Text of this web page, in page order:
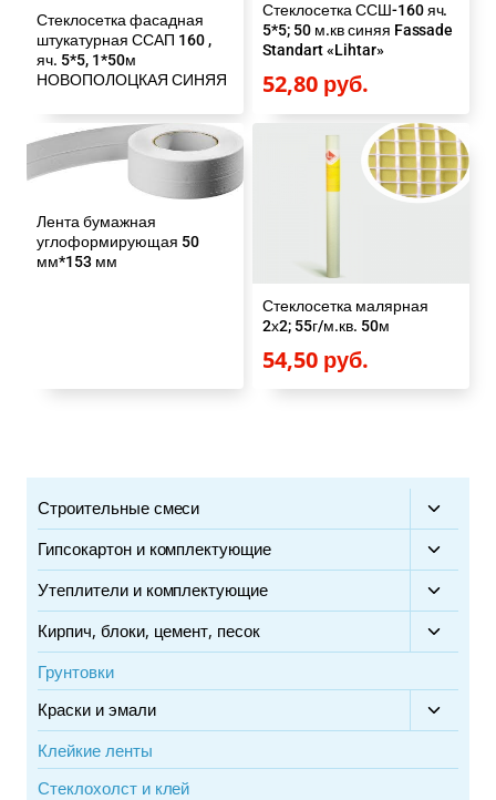
Стеклосетка фасадная
штукатурная ССАП 160 ,
яч. 5*5, 1*50м
НОВОПОЛОЦКАЯ СИНЯЯ
Стеклосетка ССШ-160 яч.
5*5; 50 м.кв синяя Fassade
Standart «Lihtar»
52,80 руб.
Лента бумажная
углоформирующая 50
мм*153 мм
Стеклосетка малярная
2х2; 55г/м.кв. 50м
54,50 руб.
Строительные смеси
меню
Гипсокартон и комплектующие
меню
Утеплители и комплектующие
меню
Кирпич, блоки, цемент, песок
меню
Грунтовки
Краски и эмали
меню
Клейкие ленты
Стеклохолст и клей